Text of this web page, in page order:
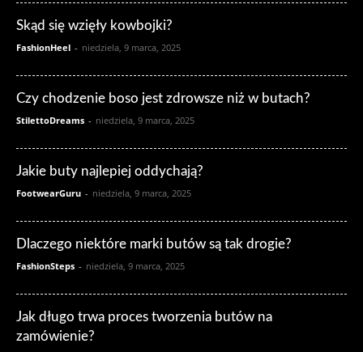
Skąd się wzięły kowbojki?
FashionHeel - niedziela, 9 marca, 2025
Czy chodzenie boso jest zdrowsze niż w butach?
StilettoDreams - niedziela, 9 marca, 2025
Jakie buty najlepiej oddychają?
FootwearGuru - niedziela, 9 marca, 2025
Dlaczego niektóre marki butów są tak drogie?
FashionSteps - niedziela, 9 marca, 2025
Jak długo trwa proces tworzenia butów na
zamówienie?